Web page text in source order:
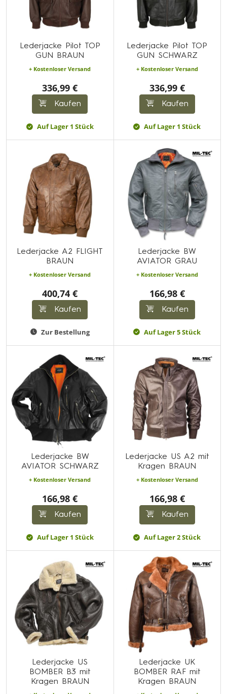
Lederjacke Pilot TOP
GUN BRAUN
+ Kostenloser Versand
336,99 €
Kaufen
Auf Lager 1 Stück
Lederjacke Pilot TOP
GUN SCHWARZ
+ Kostenloser Versand
336,99 €
Kaufen
Auf Lager 1 Stück
Lederjacke A2 FLIGHT
BRAUN
+ Kostenloser Versand
400,74 €
Kaufen
Zur Bestellung
Lederjacke BW
AVIATOR GRAU
+ Kostenloser Versand
166,98 €
Kaufen
Auf Lager 5 Stück
Lederjacke BW
AVIATOR SCHWARZ
+ Kostenloser Versand
166,98 €
Kaufen
Auf Lager 1 Stück
Lederjacke US A2 mit
Kragen BRAUN
+ Kostenloser Versand
166,98 €
Kaufen
Auf Lager 2 Stück
Lederjacke US
BOMBER B3 mit
Kragen BRAUN
Lederjacke UK
BOMBER RAF mit
Kragen BRAUN